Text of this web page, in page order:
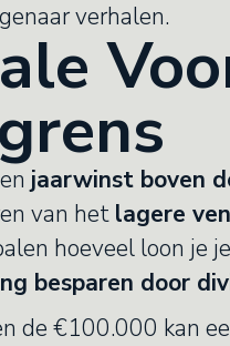
verhalen.
jaarwinst boven
van het lagere
hoeveel loon je
besparen door
de €100.000 kan